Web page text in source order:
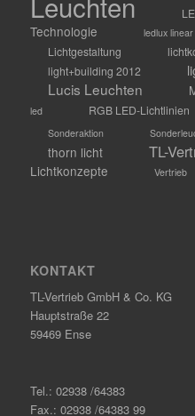
Technologie
ledlux linear
Lichtgestaltung
light+building 2012
Lucis Leuchten
led
RGB LED-Lichtlinien
Sonderaktion
thorn licht TL-
Lichtkonzepte
Vertrieb
KONTAKT
TL-Vertrieb GmbH & Co. KG
Hauptstraße 22
59469 Ense
Tel.: 02938 /64383
Fax.: 02938 /64383 99